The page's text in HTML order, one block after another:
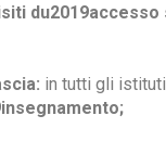
in tutti gli